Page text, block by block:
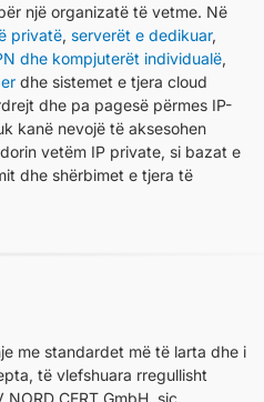
një organizatë të vetme. Në
privatë, serverët e dedikuar,
dhe kompjuterët individualë,
dhe sistemet e tjera cloud
dhe pa pagesë përmes IP-
kanë nevojë të aksesohen
vetëm IP private, si bazat e
dhe shërbimet e tjera të
me standardet më të larta dhe i
të vlefshuara rregullisht
CERT GmbH, siç